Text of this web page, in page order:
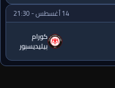
14 أغسطس - 21:30
كورام
بيليديسبور